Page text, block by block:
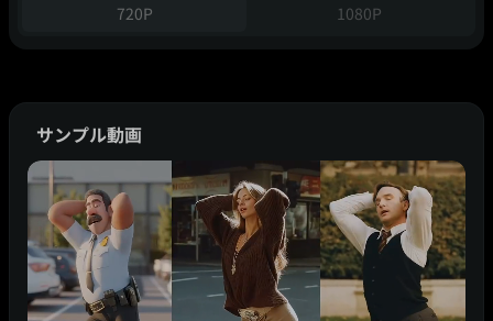
720P
1080P
サンプル動画